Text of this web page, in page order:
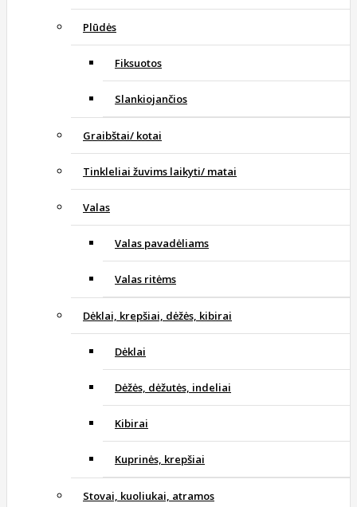
Plūdės
Fiksuotos
Slankiojančios
Graibštai/ kotai
Tinkleliai žuvims laikyti/ matai
Valas
Valas pavadėliams
Valas ritėms
Dėklai, krepšiai, dėžės, kibirai
Dėklai
Dėžės, dėžutės, indeliai
Kibirai
Kuprinės, krepšiai
Stovai, kuoliukai, atramos